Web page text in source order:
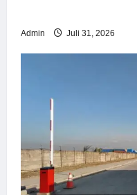
Admin Juli 31, 2026